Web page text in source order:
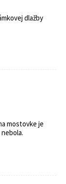
dlažby
mostovke je